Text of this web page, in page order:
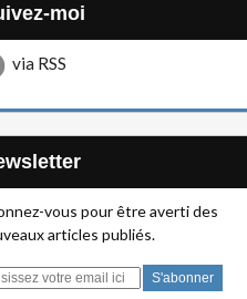
moi
via RSS
vous pour être averti des
articles publiés.